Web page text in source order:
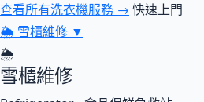
查看所有洗衣機服務 → 快速上門
🌦 雪櫃維修 ▼
🌦
雪櫃維修